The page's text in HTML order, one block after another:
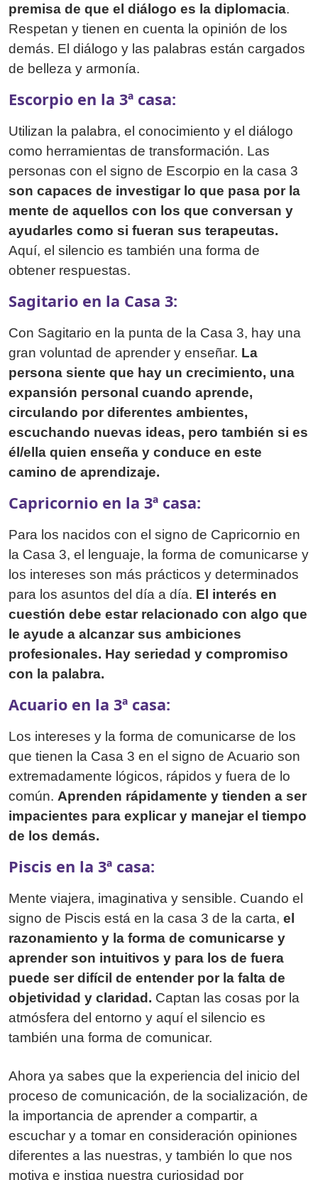
premisa de que el diálogo es la diplomacia.
Respetan y tienen en cuenta la opinión de los
demás. El diálogo y las palabras están cargados
de belleza y armonía.
Escorpio en la 3ª casa:
Utilizan la palabra, el conocimiento y el diálogo
como herramientas de transformación. Las
personas con el signo de Escorpio en la casa 3
son capaces de investigar lo que pasa por la
mente de aquellos con los que conversan y
ayudarles como si fueran sus terapeutas.
Aquí, el silencio es también una forma de
obtener respuestas.
Sagitario en la Casa 3:
Con Sagitario en la punta de la Casa 3, hay una
gran voluntad de aprender y enseñar. La
persona siente que hay un crecimiento, una
expansión personal cuando aprende,
circulando por diferentes ambientes,
escuchando nuevas ideas, pero también si es
él/ella quien enseña y conduce en este
camino de aprendizaje.
Capricornio en la 3ª casa:
Para los nacidos con el signo de Capricornio en
la Casa 3, el lenguaje, la forma de comunicarse y
los intereses son más prácticos y determinados
para los asuntos del día a día. El interés en
cuestión debe estar relacionado con algo que
le ayude a alcanzar sus ambiciones
profesionales. Hay seriedad y compromiso
con la palabra.
Acuario en la 3ª casa:
Los intereses y la forma de comunicarse de los
que tienen la Casa 3 en el signo de Acuario son
extremadamente lógicos, rápidos y fuera de lo
común. Aprenden rápidamente y tienden a ser
impacientes para explicar y manejar el tiempo
de los demás.
Piscis en la 3ª casa:
Mente viajera, imaginativa y sensible. Cuando el
signo de Piscis está en la casa 3 de la carta, el
razonamiento y la forma de comunicarse y
aprender son intuitivos y para los de fuera
puede ser difícil de entender por la falta de
objetividad y claridad. Captan las cosas por la
atmósfera del entorno y aquí el silencio es
también una forma de comunicar.
Ahora ya sabes que la experiencia del inicio del
proceso de comunicación, de la socialización, de
la importancia de aprender a compartir, a
escuchar y a tomar en consideración opiniones
diferentes a las nuestras, y también lo que nos
motiva e instiga nuestra curiosidad por